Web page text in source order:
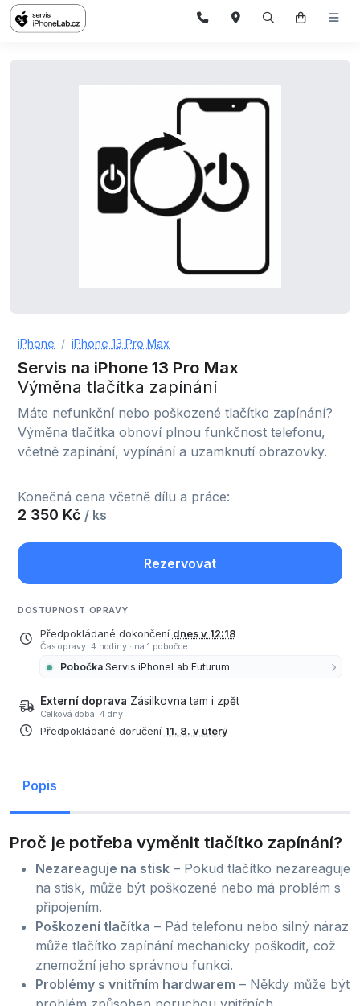
iPhone iPhone 13 Pro Max
Servis na iPhone 13 Pro Max
Výměna tlačítka zapínání
Máte nefunkční nebo poškozené tlačítko zapínání?
Výměna tlačítka obnoví plnou funkčnost telefonu,
včetně zapínání, vypínání a uzamknutí obrazovky.
Konečná cena včetně dílu a práce:
2 350 Kč / ks
Rezervovat
DOSTUPNOST OPRAVY
Předpokládané dokončení dnes v 12:18
Čas opravy: 4 hodiny · na 1 pobočce
Pobočka Servis iPhoneLab Futurum
Externí doprava Zásilkovna tam i zpět
Celková doba: 4 dny
Předpokládané doručení 11. 8. v úterý
Popis
Proč je potřeba vyměnit tlačítko zapínání?
Nezareaguje na stisk – Pokud tlačítko nezareaguje
na stisk, může být poškozené nebo má problém s
připojením.
Poškození tlačítka – Pád telefonu nebo silný náraz
může tlačítko zapínání mechanicky poškodit, což
znemožní jeho správnou funkci.
Problémy s vnitřním hardwarem – Někdy může být